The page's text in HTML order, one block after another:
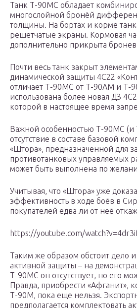
Танк Т-90МС обладает
многослойной бронёй
толщины. На бортах и корме
решетчатые экраны. Кормовая
дополнительно прикрыта
Почти весь танк закрыт
динамической защиты 4С22
отличает Т-90МС от Т-90АМ и Т-
использована более новая ДЗ
которой в настоящее время
Важной особенностью Т-90МС (и
отсутствие в составе базовой
«Штора», предназначенной для
противотанковых управляемых
может быть выполнена по
Учитывая, что «Штора» уже
эффективность в ходе боёв в
покупателей едва ли от неё
https://youtube.com/
Таким же образом обстоит дело
активной защиты – на
Т-90МС он отсутствует, но его
Правда, приобрести «Афганит»,
Т-90М, пока еще нельзя.
предполагается комплектовать